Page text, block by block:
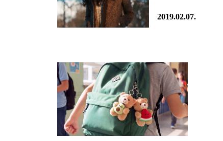
2019.02.07.